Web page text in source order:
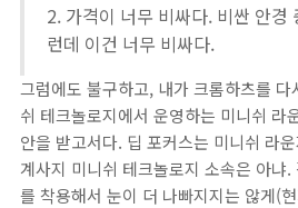
2. 가격이 너무 비싸다. 비싼 안경
런데 이건 너무 비싸다.
그럼에도 불구하고, 내가 크롬하츠를 다
쉬 테크놀로지에서 운영하는 미니쉬 라
안을 받고서다. 딥 포커스는 미니쉬 라
계사지 미니쉬 테크놀로지 소속은 아냐
를 착용해서 눈이 더 나빠지지는 않게(